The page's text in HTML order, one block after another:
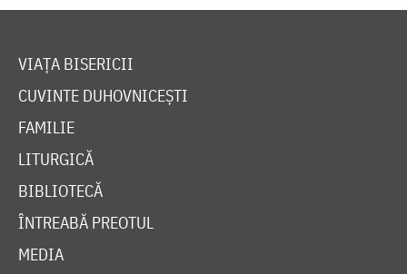
VIAȚA BISERICII
CUVINTE DUHOVNICEȘTI
FAMILIE
LITURGICĂ
BIBLIOTECĂ
ÎNTREABĂ PREOTUL
MEDIA